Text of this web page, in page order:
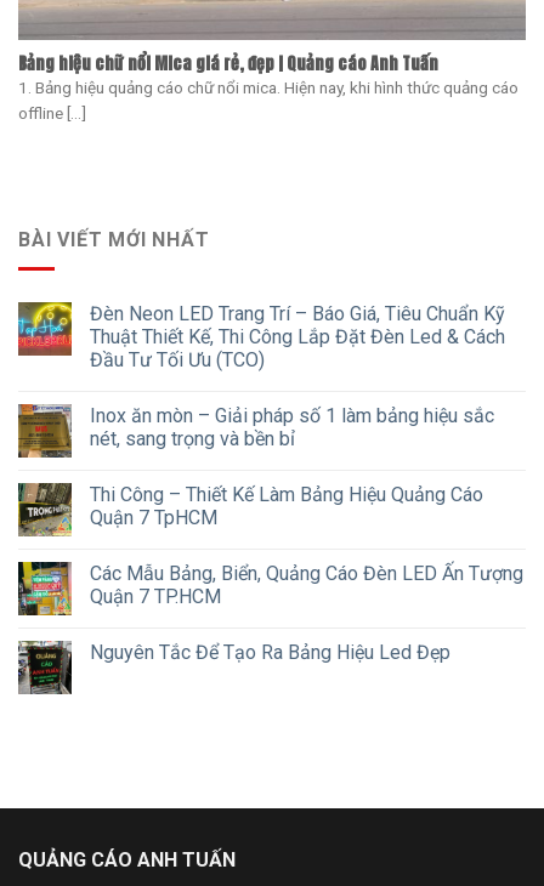
Bảng hiệu chữ nổi Mica giá rẻ, đẹp | Quảng cáo Anh Tuấn
1. Bảng hiệu quảng cáo chữ nổi mica. Hiện nay, khi hình thức quảng cáo
offline [...]
BÀI VIẾT MỚI NHẤT
Đèn Neon LED Trang Trí – Báo Giá, Tiêu Chuẩn Kỹ
Thuật Thiết Kế, Thi Công Lắp Đặt Đèn Led & Cách
Đầu Tư Tối Ưu (TCO)
Inox ăn mòn – Giải pháp số 1 làm bảng hiệu sắc
nét, sang trọng và bền bỉ
Thi Công – Thiết Kế Làm Bảng Hiệu Quảng Cáo
Quận 7 TpHCM
Các Mẫu Bảng, Biển, Quảng Cáo Đèn LED Ấn Tượng
Quận 7 TP.HCM
Nguyên Tắc Để Tạo Ra Bảng Hiệu Led Đẹp
QUẢNG CÁO ANH TUẤN